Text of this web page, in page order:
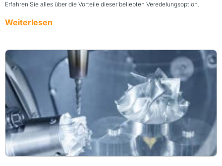
Erfahren Sie alles über die Vorteile dieser beliebten Veredelungsoption.
Weiterlesen